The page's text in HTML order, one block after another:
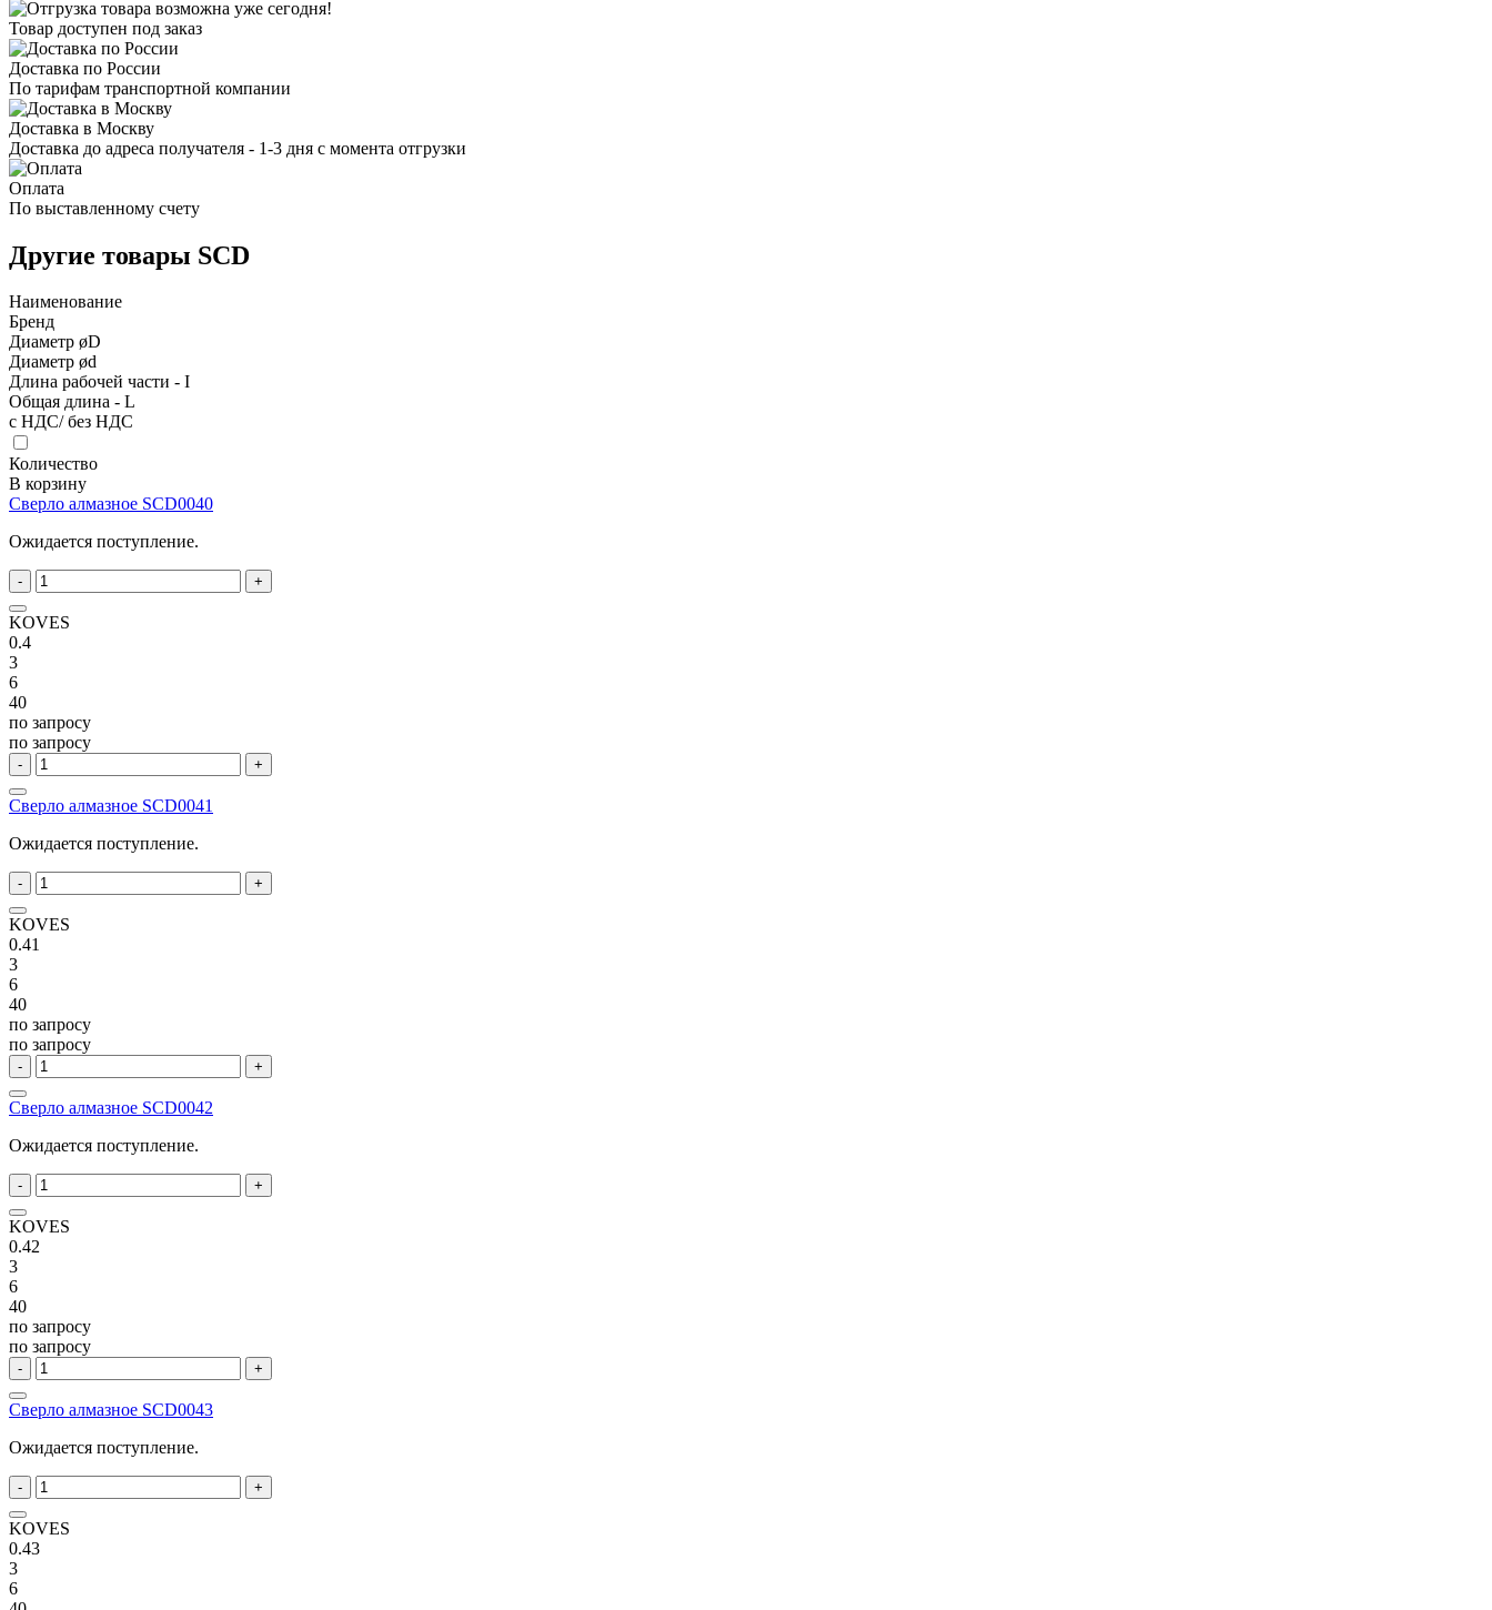
Товар доступен под заказ
Доставка по России
По тарифам транспортной компании
Доставка в Москву
Доставка до адреса получателя - 1-3 дня с момента отгрузки
Оплата
По выставленному счету
Другие товары SCD
Наименование
Бренд
Диаметр øD
Диаметр ød
Длина рабочей части - I
Общая длина - L
с НДС/ без НДС
Количество
В корзину
Сверло алмазное SCD0040
Ожидается поступление.
- +
KOVES
0.4
3
6
40
по запросу
по запросу
- +
Сверло алмазное SCD0041
Ожидается поступление.
- +
KOVES
0.41
3
6
40
по запросу
по запросу
- +
Сверло алмазное SCD0042
Ожидается поступление.
- +
KOVES
0.42
3
6
40
по запросу
по запросу
- +
Сверло алмазное SCD0043
Ожидается поступление.
- +
KOVES
0.43
3
6